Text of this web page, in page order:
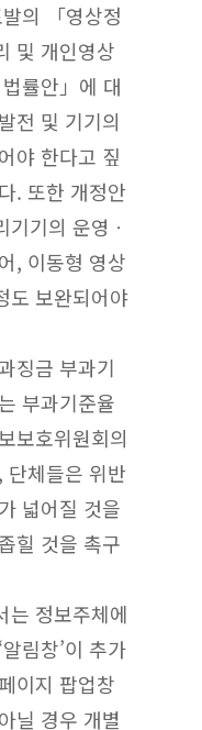
의 「영상정
및 개인영상
률안」에 대
전 및 기기의
야 한다고 짚
. 또한 개정안
기의 운영ㆍ
, 이동형 영상
도 보완되어야
징금 부과기
부과기준율
보호위원회의
단체들은 위반
넓어질 것을
힐 것을 촉구
는 정보주체에
림창’이 추가
이지 팝업창
닐 경우 개별